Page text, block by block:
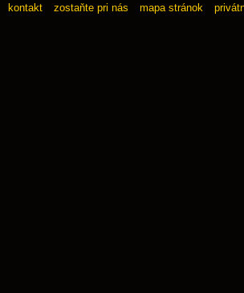
kontakt zostaňte pri nás mapa stránok